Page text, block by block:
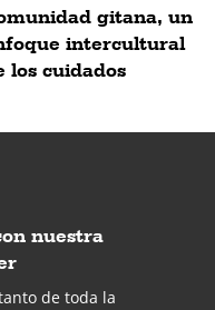
gitana, un
intercultural
los cuidados
nuestra
de toda la